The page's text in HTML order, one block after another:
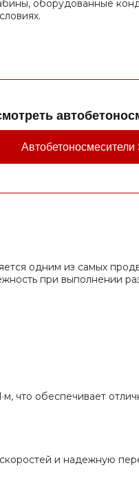
оборудованные
одним из самых
при выполнении
что обеспечивает
и надежную